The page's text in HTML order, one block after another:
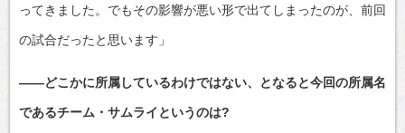
ってきました。でもその影響が悪い形で出てしまったのが、前回
の試合だったと思います」
――どこかに所属しているわけではない、となると今回の所属名
であるチーム・サムライというのは?